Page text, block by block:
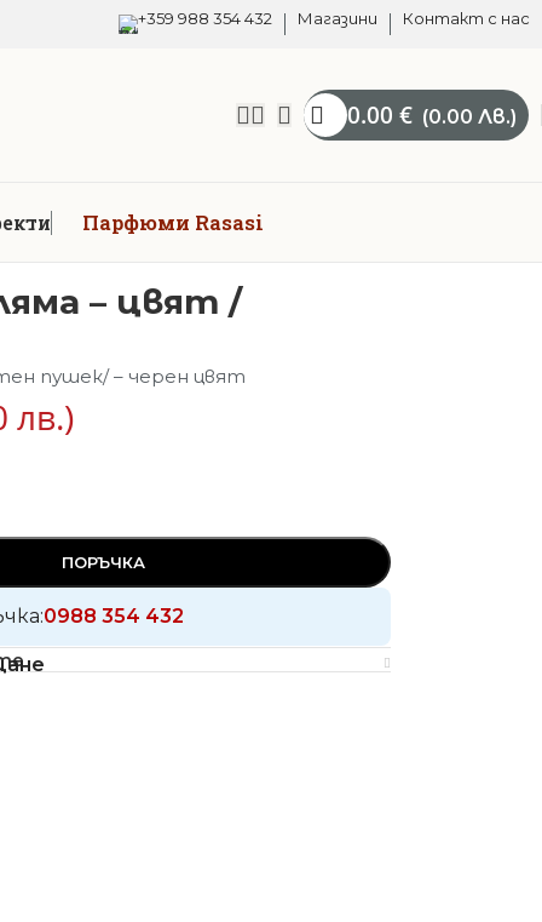
+359 988 354 432 Магазини Контакт с нас
0.00 € (0.00 Лв.)
Парфюми Rasasi
– цвят /
пушек/ – черен цвят
лв.)
ПОРЪЧКА
0988 354 432